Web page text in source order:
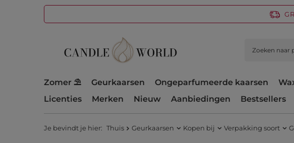
Zomer ⛱️ Geurkaarsen Ongeparfumeerde kaarsen
Licenties
Merken Nieuw Aanbiedingen Bestsellers
Je bevindt je hier: Thuis Geurkaarsen Kopen bij Verpakking soort